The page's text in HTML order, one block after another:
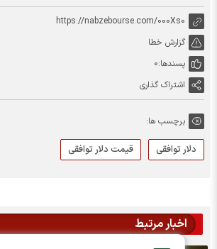
https://nabzebourse.com/000Xs0
گزارش خطا
پسندها:0
اشتراک گذاری
برچسب ها:
دلار توافقی قیمت دلار توافقی
اخبار مرتبط